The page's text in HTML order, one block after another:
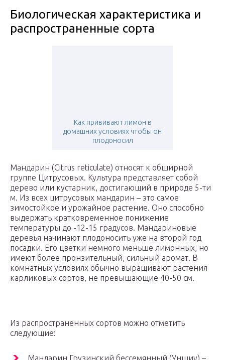
Биологическая характеристика и
распространенные сорта
Как прививают лимон в
домашних условиях чтобы он
плодоносил
Мандарин (Citrus reticulate) относят к обширной
группе Цитрусовых. Культура представляет собой
дерево или кустарник, достигающий в природе 5-ти
м. Из всех цитрусовых мандарин – это самое
зимостойкое и урожайное растение. Оно способно
выдержать кратковременное понижение
температуры до -12-15 градусов. Мандариновые
деревья начинают плодоносить уже на второй год
посадки. Его цветки немного меньше лимонных, но
имеют более пронзительный, сильный аромат. В
комнатных условиях обычно выращивают растения
карликовых сортов, не превышающие 40-50 см.
Из распространенных сортов можно отметить
следующие:
Мандарин Грузинский бессемянный (Уншиу) –